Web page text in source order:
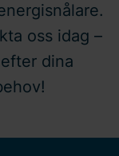
oss idag –
dina